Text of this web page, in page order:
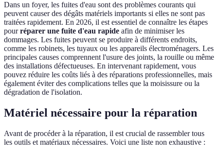
Dans un foyer, les fuites d'eau sont des problèmes courants qui
peuvent causer des dégâts matériels importants si elles ne sont pas
traitées rapidement. En 2026, il est essentiel de connaître les étapes
pourréparer une fuite d'eau rapide afin de minimiser les
dommages. Les fuites peuvent se produire à différents endroits,
comme les robinets, les tuyaux ou les appareils électroménagers. Les
principales causes comprennent l'usure des joints, la rouille ou même
des installations défectueuses. En intervenant rapidement, vous
pouvez réduire les coûts liés à des réparations professionnelles, mais
également éviter des complications telles que la moisissure ou la
dégradation de l'isolation.
Matériel nécessaire pour la réparation
Avant de procéder à la réparation, il est crucial de rassembler tous
les outils et matériaux nécessaires. Voici une liste non exhaustive :